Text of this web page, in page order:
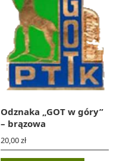
Odznaka „GOT w góry”
– brązowa
20,00zł